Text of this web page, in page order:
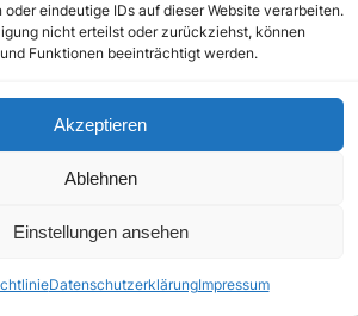
eindeutige IDs auf dieser Website verarbeiten.
nicht erteilst oder zurückziehst, können
Funktionen beeinträchtigt werden.
Akzeptieren
Ablehnen
Einstellungen ansehen
DatenschutzerklärungImpressum
Copyright © 2024